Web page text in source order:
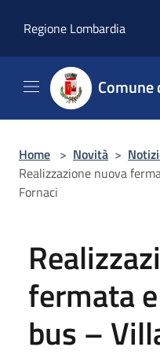
Regione Lombardia
Comune
Home > Novità >
Realizzazione nuova
Fornaci
fermata
bus –